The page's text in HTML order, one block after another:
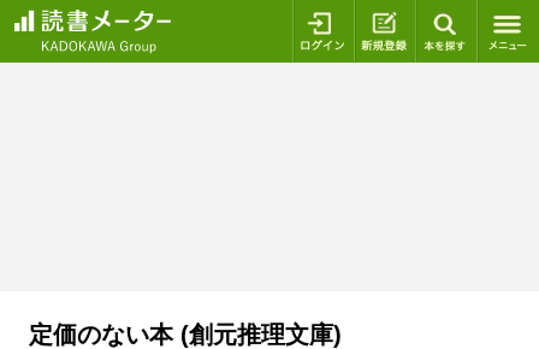
ログイン 新規登録
定価のない本 (創元推理文庫)